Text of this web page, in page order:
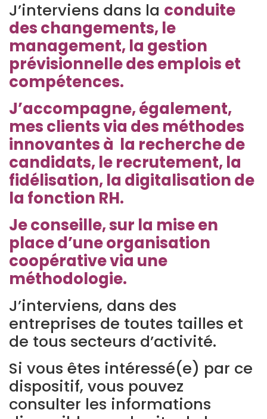
J’interviens dans la conduite
des changements, le
management, la gestion
prévisionnelle des emplois et
compétences.
J’accompagne, également,
mes clients via des méthodes
innovantes à la recherche de
candidats, le recrutement, la
fidélisation, la digitalisation de
la fonction RH.
Je conseille, sur la mise en
place d’une organisation
coopérative via une
méthodologie.
J’interviens, dans des
entreprises de toutes tailles et
de tous secteurs d’activité.
Si vous êtes intéressé(e) par ce
dispositif, vous pouvez
consulter les informations